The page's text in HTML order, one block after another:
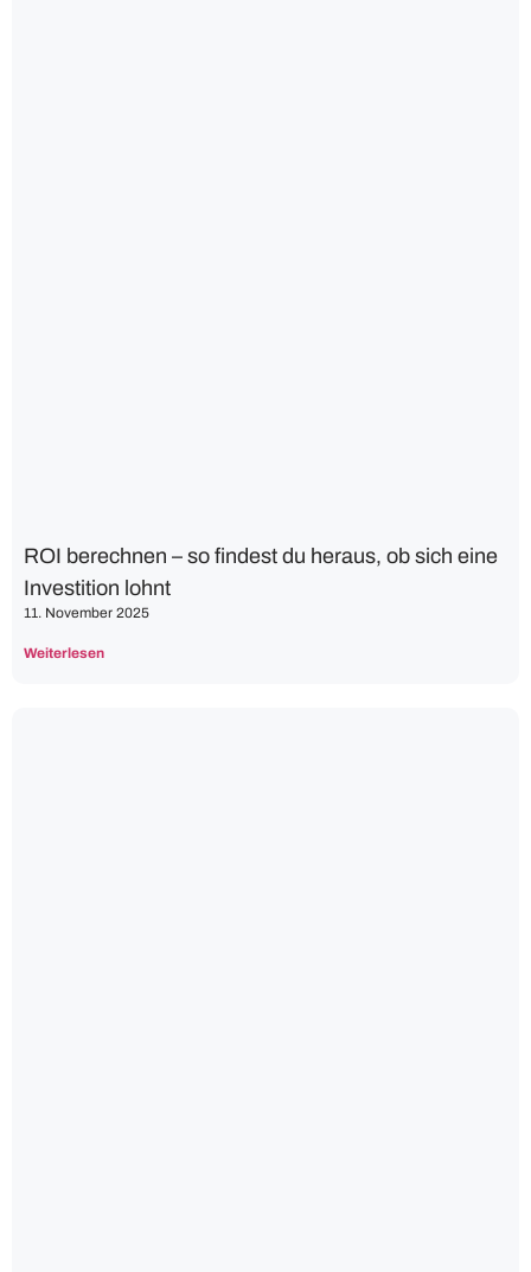
ROI berechnen – so findest du heraus, ob sich eine
Investition lohnt
11. November 2025
Weiterlesen